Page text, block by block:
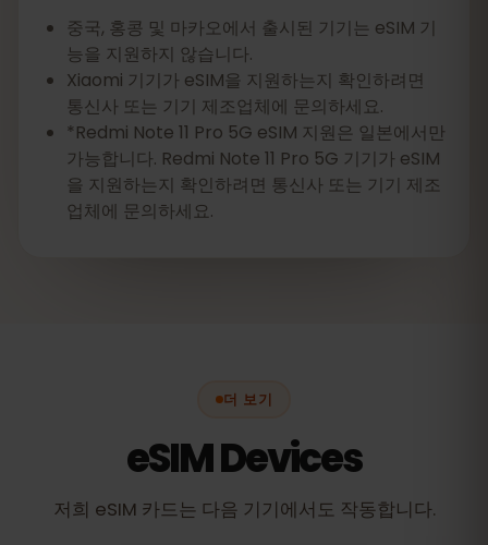
중국, 홍콩 및 마카오에서 출시된 기기는 eSIM 기
능을 지원하지 않습니다.
Xiaomi 기기가 eSIM을 지원하는지 확인하려면
통신사 또는 기기 제조업체에 문의하세요.
*Redmi Note 11 Pro 5G eSIM 지원은 일본에서만
가능합니다. Redmi Note 11 Pro 5G 기기가 eSIM
을 지원하는지 확인하려면 통신사 또는 기기 제조
업체에 문의하세요.
더 보기
eSIM Devices
저희 eSIM 카드는 다음 기기에서도 작동합니다.